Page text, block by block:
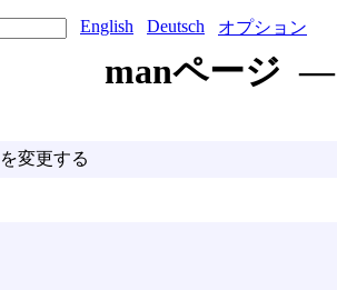
English Deutsch オプション
manページ —
変更する